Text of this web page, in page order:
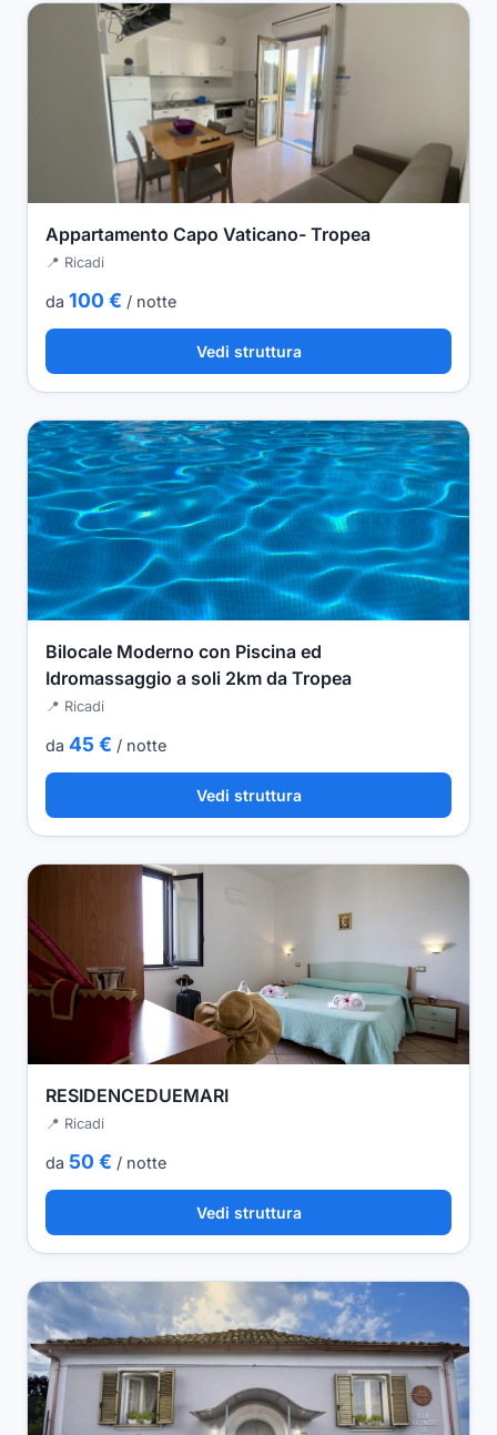
Appartamento Capo Vaticano- Tropea
📍 Ricadi
da 100 € / notte
Vedi struttura
Bilocale Moderno con Piscina ed
Idromassaggio a soli 2km da Tropea
📍 Ricadi
da 45 € / notte
Vedi struttura
RESIDENCEDUEMARI
📍 Ricadi
da 50 € / notte
Vedi struttura